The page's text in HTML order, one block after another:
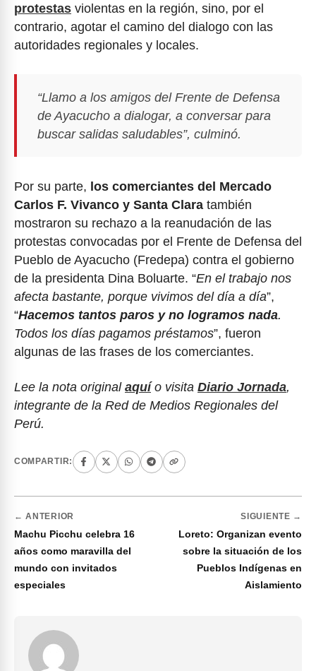
protestas violentas en la región, sino, por el
contrario, agotar el camino del dialogo con las
autoridades regionales y locales.
“Llamo a los amigos del Frente de Defensa
de Ayacucho a dialogar, a conversar para
buscar salidas saludables”, culminó.
Por su parte, los comerciantes del Mercado
Carlos F. Vivanco y Santa Clara también
mostraron su rechazo a la reanudación de las
protestas convocadas por el Frente de Defensa del
Pueblo de Ayacucho (Fredepa) contra el gobierno
de la presidenta Dina Boluarte. “En el trabajo nos
afecta bastante, porque vivimos del día a día”,
“Hacemos tantos paros y no logramos nada.
Todos los días pagamos préstamos”, fueron
algunas de las frases de los comerciantes.
Lee la nota original aquío visita Diario Jornada,
integrante de la Red de Medios Regionales del
Perú.
COMPARTIR:
← ANTERIOR
Machu Picchu celebra 16
años como maravilla del
mundo con invitados
especiales
SIGUIENTE →
Loreto: Organizan evento
sobre la situación de los
Pueblos Indígenas en
Aislamiento